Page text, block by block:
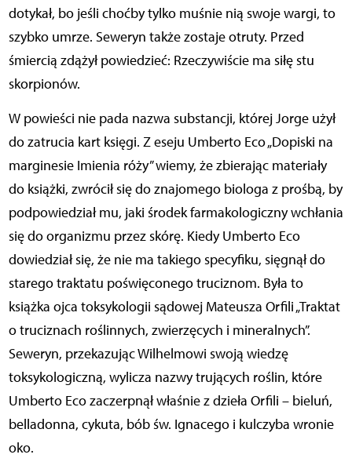
dotykał, bo jeśli choćby tylko muśnie nią swoje wargi, to
szybko umrze. Seweryn także zostaje otruty. Przed
śmiercią zdążył powiedzieć: Rzeczywiście ma siłę stu
skorpionów.
W powieści nie pada nazwa substancji, której Jorge użył
do zatrucia kart księgi. Z eseju Umberto Eco „Dopiski na
marginesie Imienia róży” wiemy, że zbierając materiały
do książki, zwrócił się do znajomego biologa z prośbą, by
podpowiedział mu, jaki środek farmakologiczny wchłania
się do organizmu przez skórę. Kiedy Umberto Eco
dowiedział się, że nie ma takiego specyfiku, sięgnął do
starego traktatu poświęconego truciznom. Była to
książka ojca toksykologii sądowej Mateusza Orfili „Traktat
o truciznach roślinnych, zwierzęcych i mineralnych”.
Seweryn, przekazując Wilhelmowi swoją wiedzę
toksykologiczną, wylicza nazwy trujących roślin, które
Umberto Eco zaczerpnął właśnie z dzieła Orfili – bieluń,
belladonna, cykuta, bób św. Ignacego i kulczyba wronie
oko.